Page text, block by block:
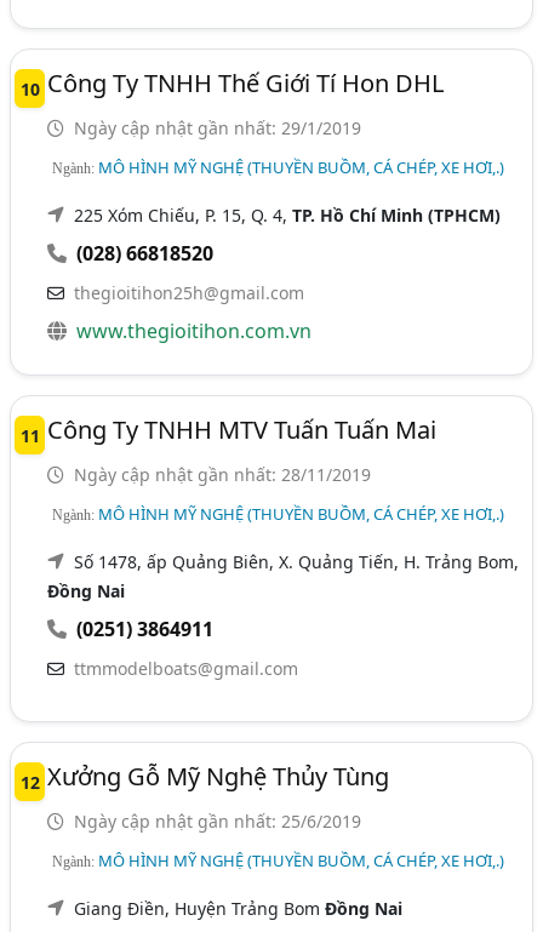
10 Công Ty TNHH Thế Giới Tí Hon DHL
Ngày cập nhật gần nhất: 29/1/2019
Ngành: MÔ HÌNH MỸ NGHỆ (THUYỀN BUỒM, CÁ CHÉP, XE HƠI,.)
225 Xóm Chiếu, P. 15, Q. 4,TP. Hồ Chí Minh (TPHCM)
(028) 66818520
thegioitihon25h@gmail.com
www.thegioitihon.com.vn
11 Công Ty TNHH MTV Tuấn Tuấn Mai
Ngày cập nhật gần nhất: 28/11/2019
Ngành: MÔ HÌNH MỸ NGHỆ (THUYỀN BUỒM, CÁ CHÉP, XE HƠI,.)
Số 1478, ấp Quảng Biên, X. Quảng Tiến, H. Trảng Bom,
Đồng Nai
(0251) 3864911
ttmmodelboats@gmail.com
12 Xưởng Gỗ Mỹ Nghệ Thủy Tùng
Ngày cập nhật gần nhất: 25/6/2019
Ngành: MÔ HÌNH MỸ NGHỆ (THUYỀN BUỒM, CÁ CHÉP, XE HƠI,.)
Giang Điền, Huyện Trảng BomĐồng Nai